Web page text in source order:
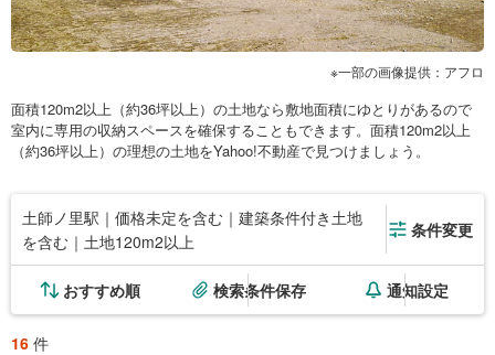
一部の画像提供：アフロ
面積120m2以上（約36坪以上）の土地なら敷地面積にゆとりがあるので
室内に専用の収納スペースを確保することもできます。面積120m2以上
（約36坪以上）の理想の土地をYahoo!不動産で見つけましょう。
土師ノ里駅｜価格未定を含む｜建築条件付き土地
を含む｜土地120m2以上
条件変更
おすすめ順 検索条件保存 通知設定
16 件